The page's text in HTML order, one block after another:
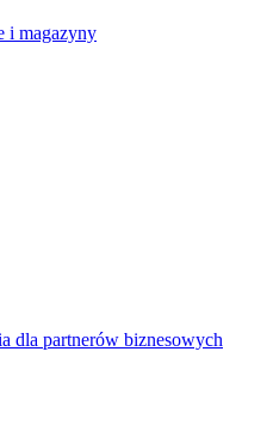
i magazyny
dla partnerów biznesowych